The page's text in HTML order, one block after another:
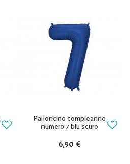
Palloncino compleanno
numero 7 blu scuro
6,90 €